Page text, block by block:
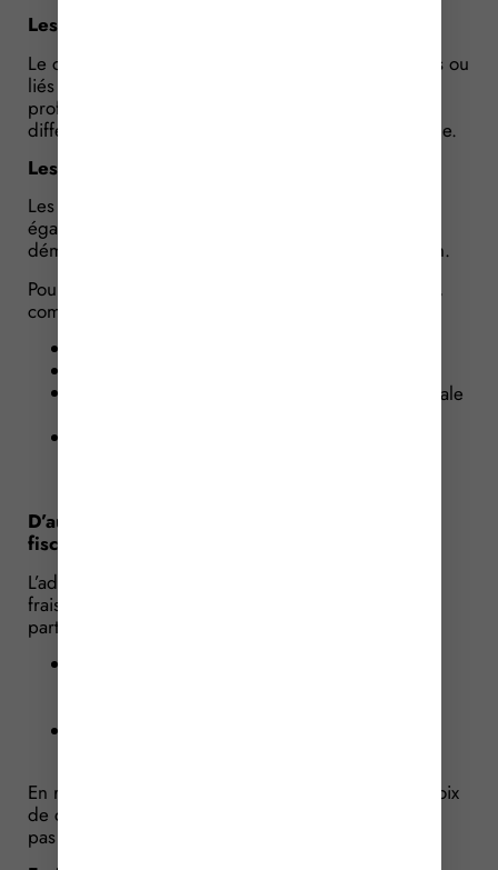
Les couples mariés ou pacsés
Le cas le plus fréquent concerne les couples mariés ou
liés par un Pacs, lorsque chacun exerce une activité
professionnelle dans des zones géographiques
différentes rendant impossible une résidence unique.
Les concubins
Les particuliers vivant en concubinage peuvent
également bénéficier du dispositif, à condition de
démontrer la stabilité et la continuité de leur relation.
Pour cela, plusieurs éléments peuvent être produits,
comme :
l’acquisition commune de la résidence principale
D’autres situations admises par l’administration
fiscale
L’administration fiscale admet aussi la déduction des
frais de double résidence dans certaines situations
particulières, notamment :
En revanche, les dépenses résultant d’un simple choix
de confort ou de convenances personnelles ne sont
pas déductibles.